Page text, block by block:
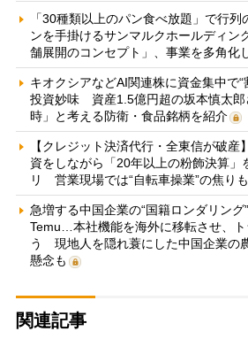
「30種類以上のパン食べ放題」で行
ンを手掛けるサンマルクホールディ
舗展開のコンセプト」、事業を多角化
キオクシアなどAI関連株に資金集中で“
投資妙味 資産1.5億円超の坂本慎太郎
時」と考える防衛・食品銘柄を紹介
【クレジット決済代行・全東信が破産
資をしながら「20年以上の粉飾決算」
リ 営業現場では“自転車操業”の焦り
急増する中国企業の“国籍ロンダリング
Temu…本社機能を海外に移転させ、
う 現地人を隠れ蓑にした中国企業の
懸念も
関連記事